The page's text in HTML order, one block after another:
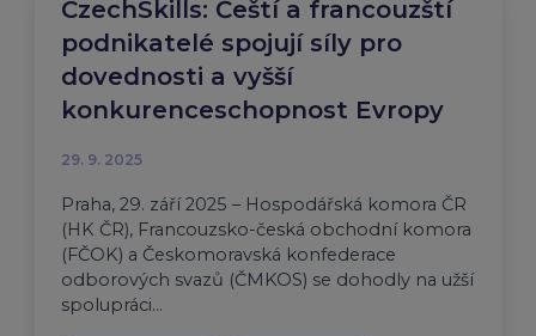
CzechSkills: Čeští a francouzští
podnikatelé spojují síly pro
dovednosti a vyšší
konkurenceschopnost Evropy
29. 9. 2025
Praha, 29. září 2025 – Hospodářská komora ČR
(HK ČR), Francouzsko-česká obchodní komora
(FČOK) a Českomoravská konfederace
odborových svazů (ČMKOS) se dohodly na užší
spolupráci…